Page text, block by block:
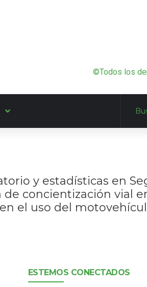
©Todos los
y estadísticas en
concientización vial
el uso del
ESTEMOS CONECTADOS